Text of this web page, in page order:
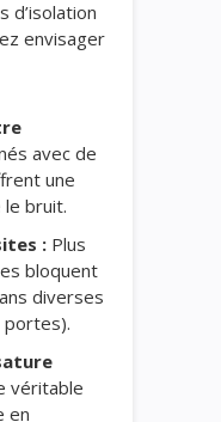
d’isolation
envisager
avec de
une
bruit.
: Plus
bloquent
diverses
portes).
véritable
en